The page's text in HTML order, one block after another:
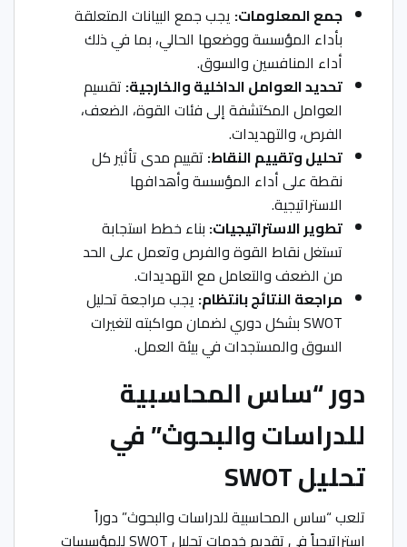
جمع المعلومات:يجب جمع البيانات المتعلقة
بأداء المؤسسة ووضعها الحالي، بما في ذلك
أداء المنافسين والسوق.
تحديد العوامل الداخلية والخارجية:تقسيم
العوامل المكتشفة إلى فئات القوة، الضعف،
الفرص، والتهديدات.
تحليل وتقييم النقاط:تقييم مدى تأثير كل
نقطة على أداء المؤسسة وأهدافها
الاستراتيجية.
تطوير الاستراتيجيات:بناء خطط استجابة
تستغل نقاط القوة والفرص وتعمل على الحد
من الضعف والتعامل مع التهديدات.
مراجعة النتائج بانتظام:يجب مراجعة تحليل
SWOT بشكل دوري لضمان مواكبته لتغيرات
السوق والمستجدات في بيئة العمل.
دور “ساس المحاسبية
للدراسات والبحوث” في
تحليل SWOT
تلعب “ساس المحاسبية للدراسات والبحوث” دوراً
استراتيجياً في تقديم خدمات تحليل SWOT للمؤسسات